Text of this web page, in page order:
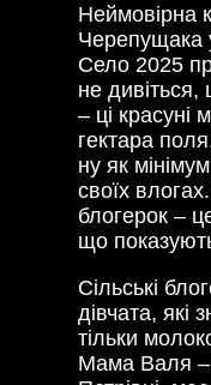
Неймовірна
Черепущака
Село 2025
не дивіться,
– ці красуні
гектара
ну як
своїх
блогерок –
що
Сільські
дівчата, які
тільки
Мама Валя –